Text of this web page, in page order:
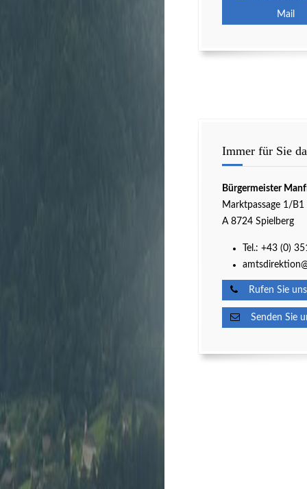
Mail
Immer für Sie
Bürgermeister
Marktpassage 1/B1
A 8724 Spielberg
Tel.: +43 (0)
Rufen Sie
Senden Sie